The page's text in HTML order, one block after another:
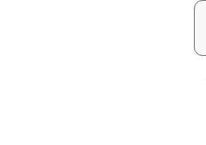
✓ Servizio rapido e